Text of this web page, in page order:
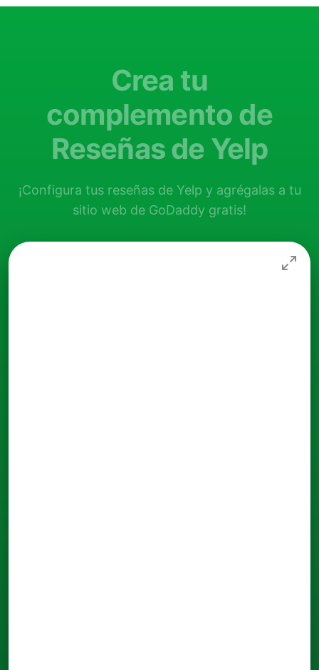
Crea tu
complemento de
Reseñas de Yelp
¡Configura tus reseñas de Yelp y agrégalas a tu
sitio web de GoDaddy gratis!